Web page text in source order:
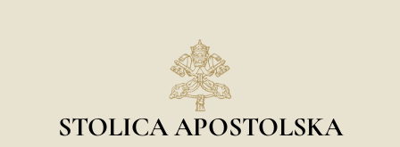
STOLICA APOSTOLSKA